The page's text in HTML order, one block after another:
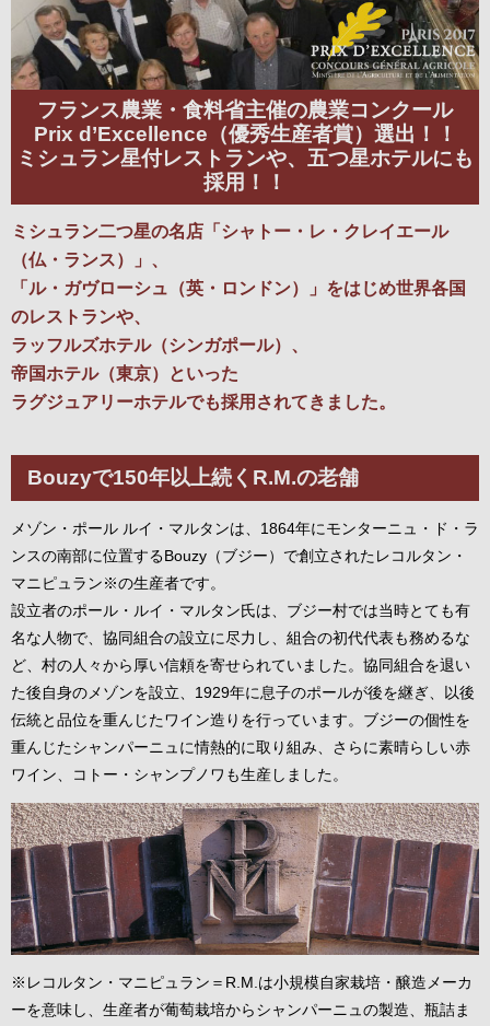
フランス農業・食料省主催の農業コンクール
Prix d’Excellence（優秀生産者賞）選出！！
ミシュラン星付レストランや、五つ星ホテルにも
採用！！
ミシュラン二つ星の名店「シャトー・レ・クレイエール
（仏・ランス）」、
「ル・ガヴローシュ（英・ロンドン）」をはじめ世界各国
のレストランや、
ラッフルズホテル（シンガポール）、
帝国ホテル（東京）といった
ラグジュアリーホテルでも採用されてきました。
Bouzyで150年以上続くR.M.の老舗
メゾン・ポール ルイ・マルタンは、1864年にモンターニュ・ド・ラ
ンスの南部に位置するBouzy（ブジー）で創立されたレコルタン・
マニピュラン※の生産者です。
設立者のポール・ルイ・マルタン氏は、ブジー村では当時とても有
名な人物で、協同組合の設立に尽力し、組合の初代代表も務めるな
ど、村の人々から厚い信頼を寄せられていました。協同組合を退い
た後自身のメゾンを設立、1929年に息子のポールが後を継ぎ、以後
伝統と品位を重んじたワイン造りを行っています。ブジーの個性を
重んじたシャンパーニュに情熱的に取り組み、さらに素晴らしい赤
ワイン、コトー・シャンプノワも生産しました。
※レコルタン・マニピュラン＝R.M.は小規模自家栽培・醸造メーカ
ーを意味し、生産者が葡萄栽培からシャンパーニュの製造、瓶詰ま